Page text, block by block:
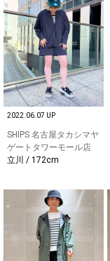
2022.06.07 UP
SHIPS 名古屋タカシマヤ
ゲートタワーモール店
立川 / 172cm